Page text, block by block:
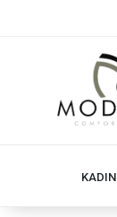
KADIN